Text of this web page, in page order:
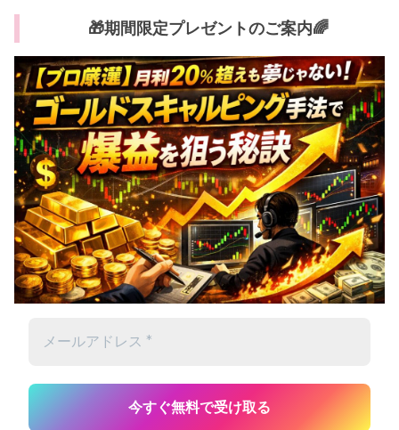
🎁期間限定プレゼントのご案内🌈